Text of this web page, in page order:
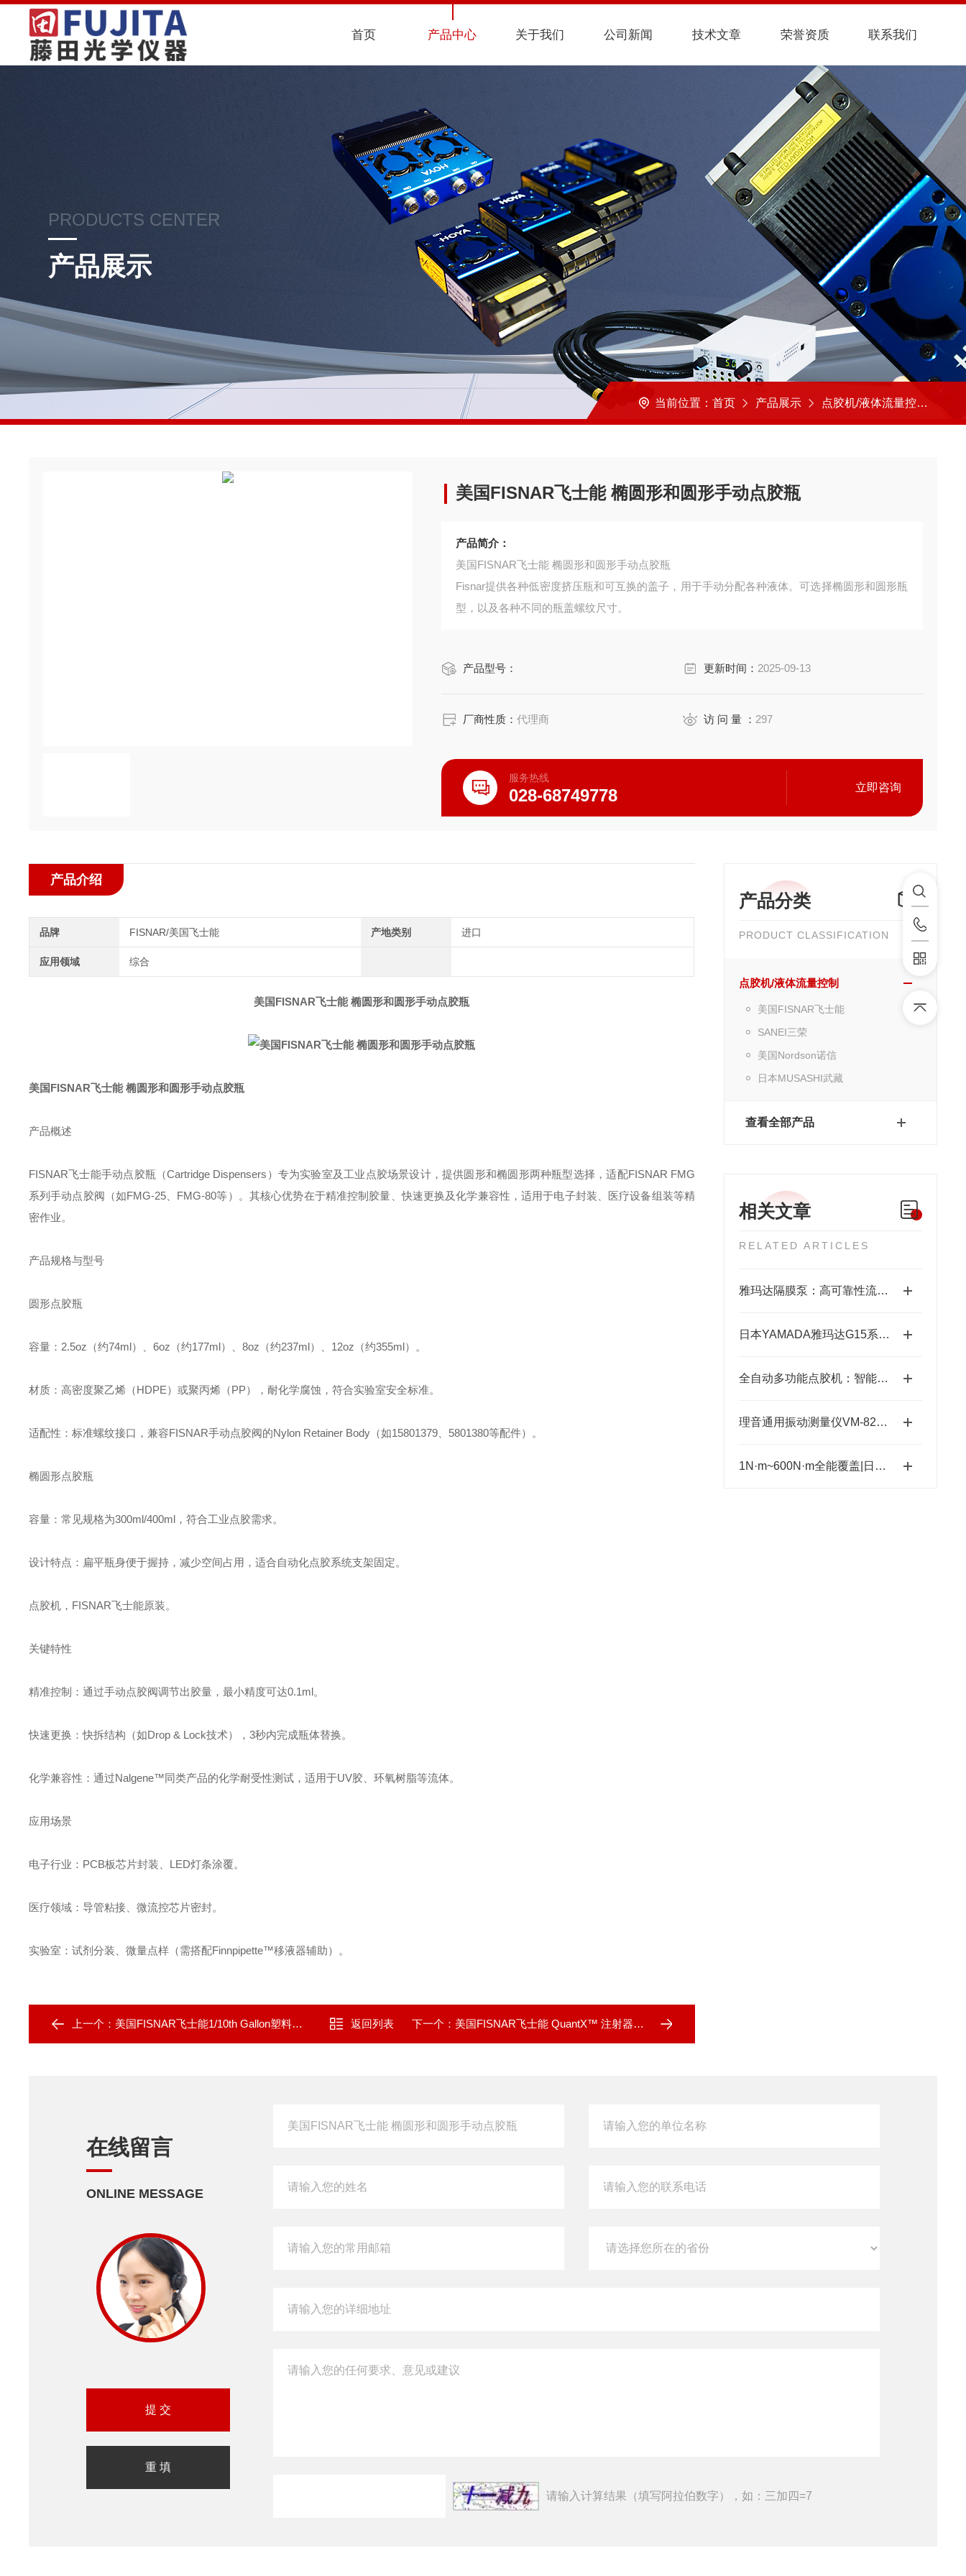
首页 产品中心 关于我们 公司新闻 技术文章 荣誉资质 联系我们
PRODUCTS CENTER
产品展示
当前位置： 首页 产品展示 点胶机/液体流量控制
美国FISNAR飞士能 椭圆形和圆形手动点胶瓶
产品简介：
美国FISNAR飞士能 椭圆形和圆形手动点胶瓶
Fisnar提供各种低密度挤压瓶和可互换的盖子，用于手动分配各种液体。可选择椭圆形和圆形瓶
型，以及各种不同的瓶盖螺纹尺寸。
产品型号： 更新时间： 2025-09-13
厂商性质：代理商 访 问 量 ： 297
服务热线
028-68749778 立即咨询
产品分类
PRODUCT CLASSIFICATION
点胶机/液体流量控制
美国FISNAR飞士能
SANEI三荣
美国Nordson诺信
日本MUSASHI武藏
查看全部产品
相关文章
RELATED ARTICLES
雅玛达隔膜泵：高可靠性流体输送的工业优选
日本YAMADA雅玛达G15系列超耐腐智能气动隔膜泵四川代理店
全自动多功能点胶机：智能制造中的精密“画师”
理音通用振动测量仪VM-82A的功能特性与设备维护应用
1N·m~600N·m全能覆盖|日本ESTIC艾斯迪克超宽扭矩弯头枪
产品介绍
品牌 FISNAR/美国飞士能 产地类别 进口
应用领域 综合
美国FISNAR飞士能 椭圆形和圆形手动点胶瓶
美国FISNAR飞士能 椭圆形和圆形手动点胶瓶
产品概述‌
FISNAR飞士能手动点胶瓶（Cartridge Dispensers）专为实验室及工业点胶场景设计，提供圆形和椭圆形两种瓶型选择，适配FISNAR FMG
系列手动点胶阀（如FMG-25、FMG-80等）‌。其核心优势在于精准控制胶量、快速更换及化学兼容性，适用于电子封装、医疗设备组装等精
密作业。
产品规格与型号‌
圆形点胶瓶‌
容量‌：2.5oz（约74ml）、6oz（约177ml）、8oz（约237ml）、12oz（约355ml）‌。
材质‌：高密度聚乙烯（HDPE）或聚丙烯（PP），耐化学腐蚀，符合实验室安全标准‌。
适配性‌：标准螺纹接口，兼容FISNAR手动点胶阀的Nylon Retainer Body（如15801379、5801380等配件）‌。
椭圆形点胶瓶‌
容量‌：常见规格为300ml/400ml，符合工业点胶需求。
设计特点‌：扁平瓶身便于握持，减少空间占用，适合自动化点胶系统支架固定‌。
点胶机，FISNAR飞士能原装。
关键特性‌
精准控制‌：通过手动点胶阀调节出胶量，最小精度可达0.1ml‌。
快速更换‌：快拆结构（如Drop & Lock技术），3秒内完成瓶体替换‌。
化学兼容性‌：通过Nalgene™同类产品的化学耐受性测试，适用于UV胶、环氧树脂等流体‌。
应用场景‌
电子行业‌：PCB板芯片封装、LED灯条涂覆‌。
医疗领域‌：导管粘接、微流控芯片密封‌。
实验室‌：试剂分装、微量点样（需搭配Finnpipette™移液器辅助）‌。
上一个： 美国FISNAR飞士能1/10th Gallon塑料固定器 返回列表 下一个： 美国FISNAR飞士能 QuantX™ 注射器枪管胶盖
在线留言
ONLINE MESSAGE
请输入计算结果（填写阿拉伯数字），如：三加四=7